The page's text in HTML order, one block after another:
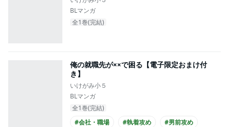
BLマンガ
全1巻(完結)
俺の就職先が××で困る【電子限定おまけ付
き】
いけがみ小５
BLマンガ
全1巻(完結)
#会社・職場
#執着攻め
#男前攻め